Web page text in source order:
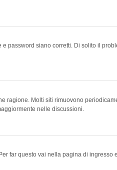
password siano corretti. Di solito il
ragione. Molti siti rimuovono
nelle discussioni.
far questo vai nella pagina di ingresso